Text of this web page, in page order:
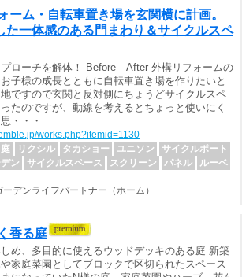
ーム・自転車置き場を玄関横に計画。
た一体感のある門まわり＆サイクルスペ
ローチを解体！ Before｜After 外構リフォームの
子様の成長とともに自転車置き場を作りたいと
ですので玄関と反対側にちょうどサイクルスペ
たのですが、動線を考えるとちょっと使いにく
・・・
works.php?itemid=1130
庭 リクシル タカショー ユニソン
サイクルポート
ン サイクルスペース スクリーン パネル
ルーベ
デンライフパートナー（ホーム）
香る庭
め、多目的に使えるウッドデッキのある庭 新築
家庭菜園としてブロックで区切られたスペース